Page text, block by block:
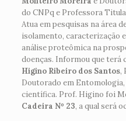
do CNPq e Professora
Atua em pesquisas na área
isolamento, caracterização
análise proteômica na
doenças. Informou que terá
Higino Ribeiro dos Santos,
Doutorado em
científica. Prof. Higino foi
Cadeira Nº 23, a qual será